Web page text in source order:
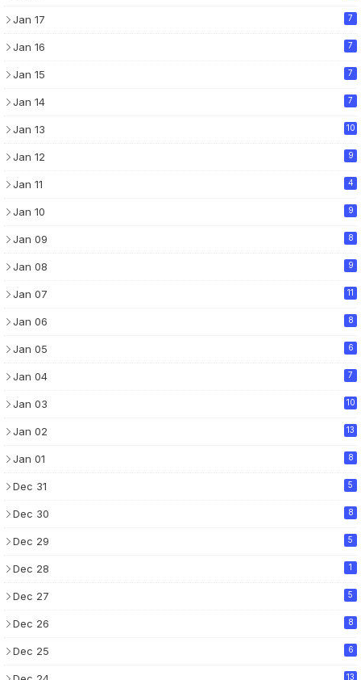
Jan 17 7
Jan 16 7
Jan 15 7
Jan 14 7
Jan 13 10
Jan 12 9
Jan 11 4
Jan 10 9
Jan 09 8
Jan 08 9
Jan 07 11
Jan 06 8
Jan 05 6
Jan 04 7
Jan 03 10
Jan 02 13
Jan 01 8
Dec 31 5
Dec 30 8
Dec 29 5
Dec 28 1
Dec 27 5
Dec 26 8
Dec 25 6
13